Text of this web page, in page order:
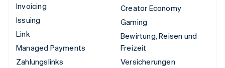
Invoicing
Issuing
Link
Managed Payments
Zahlungslinks
Creator Economy
Gaming
Bewirtung, Reisen und
Freizeit
Versicherungen